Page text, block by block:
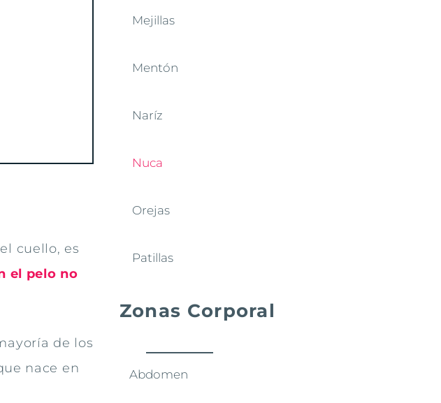
cuello, es
el pelo no
de los
nace en
Mejillas
Mentón
Naríz
Nuca
Orejas
Patillas
Zonas Corporal
Abdomen